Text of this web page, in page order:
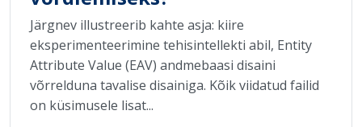
Järgnev illustreerib kahte asja: kiire
eksperimenteerimine tehisintellekti abil, Entity
Attribute Value (EAV) andmebaasi disaini
võrrelduna tavalise disainiga. Kõik viidatud failid
on küsimusele lisat...